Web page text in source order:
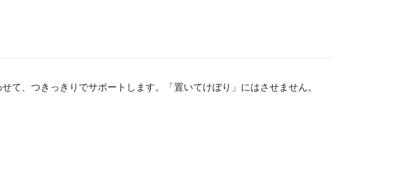
て、つきっきりでサポートします。「置いてけぼり」にはさせません。